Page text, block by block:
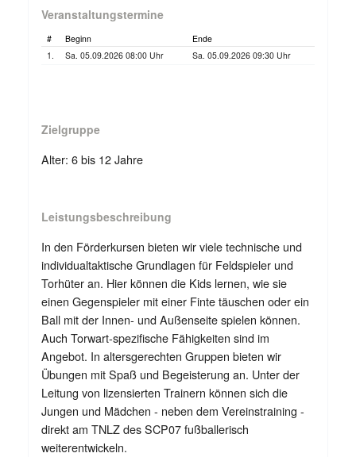
Veranstaltungstermine
# Beginn
Ende
1.
Sa. 05.09.2026 08:00 Uhr Sa. 05.09.2026 09:30 Uhr
Zielgruppe
Alter: 6 bis 12 Jahre
Leistungsbeschreibung
In den Förderkursen bieten wir viele technische und
individualtaktische Grundlagen für Feldspieler und
Torhüter an. Hier können die Kids lernen, wie sie
einen Gegenspieler mit einer Finte täuschen oder ein
Ball mit der Innen- und Außenseite spielen können.
Auch Torwart-spezifische Fähigkeiten sind im
Angebot. In altersgerechten Gruppen bieten wir
Übungen mit Spaß und Begeisterung an. Unter der
Leitung von lizensierten Trainern können sich die
Jungen und Mädchen - neben dem Vereinstraining -
direkt am TNLZ des SCP07 fußballerisch
weiterentwickeln.